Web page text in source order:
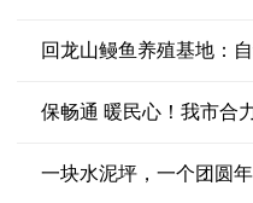
回龙山鳗鱼养殖基地：
保畅通 暖民心！我市合
一块水泥坪，一个团圆